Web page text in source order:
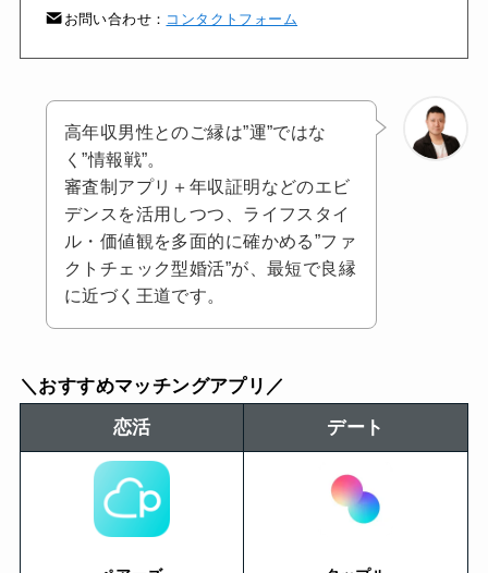
お問い合わせ： コンタクトフォーム
高年収男性とのご縁は”運”ではな
く”情報戦”。
審査制アプリ＋年収証明などのエビ
デンスを活用しつつ、ライフスタイ
ル・価値観を多面的に確かめる”ファ
クトチェック型婚活”が、最短で良縁
に近づく王道です。
＼おすすめマッチングアプリ／
恋活
デート